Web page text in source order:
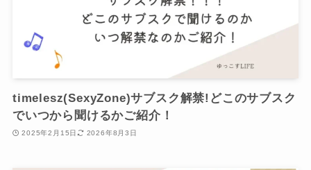
timelesz(SexyZone)サブスク解禁!どこのサブスク
でいつから聞けるかご紹介！
2025年2月15日 2026年8月3日